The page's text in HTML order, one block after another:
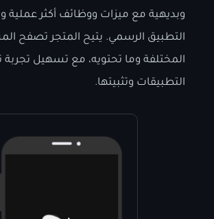
وبديهية مع ميزات ووظائف أكثر عملية
التطبيق الرسمي. يتيح المتجر تصفح
المختلفة وما تحتويه، مع تسهيل
التطبيقات وتثبيتها.